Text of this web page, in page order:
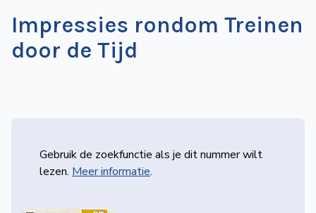
Impressies rondom Treinen
door de Tijd
Gebruik de zoekfunctie als je dit nummer wilt
lezen. Meer informatie.